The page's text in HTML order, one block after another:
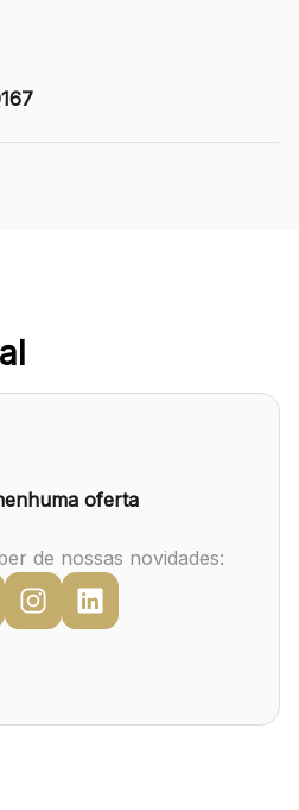
oferta
de nossas novidades: